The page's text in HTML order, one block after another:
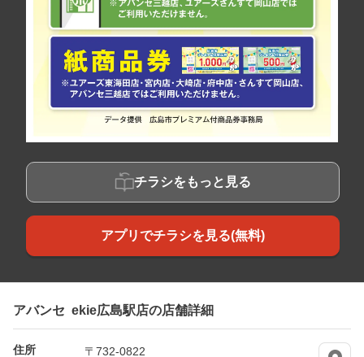
チラシをもっと見る
アプリでチラシを見る(無料)
アバンセ ekie広島駅店の店舗詳細
住所
〒732-0822